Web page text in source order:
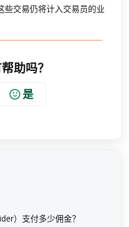
些交易仍将计入交易员的业
助吗？
是
）支付多少佣金？